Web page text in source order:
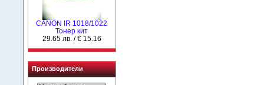
CANON IR 1018/1022
Тонер кит
29.65 лв. / € 15.16
Производители